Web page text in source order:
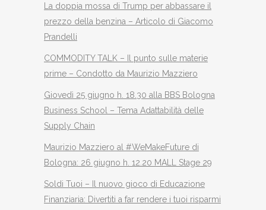
La doppia mossa di Trump per abbassare il
prezzo della benzina – Articolo di Giacomo
Prandelli
COMMODITY TALK – Il punto sulle materie
prime – Condotto da Maurizio Mazziero
Giovedì 25 giugno h. 18.30 alla BBS Bologna
Business School – Tema Adattabilità delle
Supply Chain
Maurizio Mazziero al #WeMakeFuture di
Bologna: 26 giugno h. 12.20 MALL Stage 29
Soldi Tuoi – Il nuovo gioco di Educazione
Finanziaria: Divertiti a far rendere i tuoi risparmi